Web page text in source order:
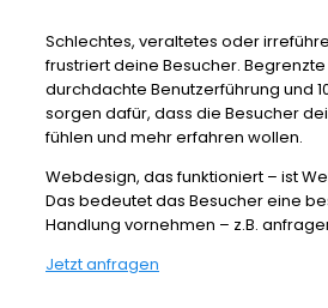
Schlechtes, veraltetes oder
frustriert deine Besucher.
durchdachte Benutzerführung und
sorgen dafür, dass die Besucher
fühlen und mehr erfahren wollen.
Webdesign, das funktioniert – ist
Das bedeutet das Besucher eine
Handlung vornehmen – z.B.
Jetzt anfragen